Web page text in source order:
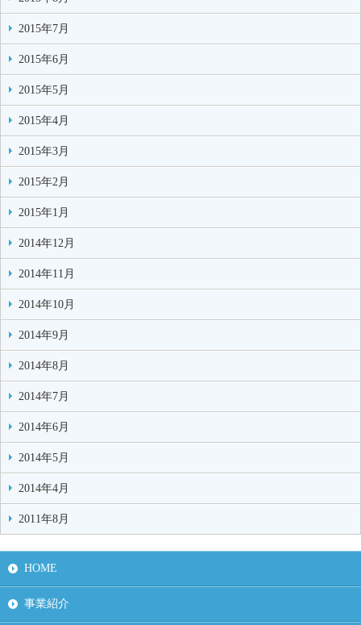
2015年7月
2015年6月
2015年5月
2015年4月
2015年3月
2015年2月
2015年1月
2014年12月
2014年11月
2014年10月
2014年9月
2014年8月
2014年7月
2014年6月
2014年5月
2014年4月
2011年8月
HOME
事業紹介